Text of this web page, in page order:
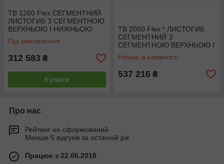
TB 1260 Flex СЕГМЕНТНИЙ
ЛИСТОГИБ З СЕГМЕНТНОЮ
ВЕРХНЬОЮ І НИЖНЬОЮ
БАЛКОЮ (з протилежним
загином) Bernardo
Під замовлення
312 583 ₴
Купити
TB 2050 Flex * ЛИСТОГИБ
СЕГМЕНТНИЙ З
СЕГМЕНТНОЮ ВЕРХНЬОЮ І
НИЖНЬОЮ БАЛКОЮ (з
протилежним загином)
Немає в наявності
537 216 ₴
Про нас
Рейтинг не сформований
Менше 5 відгуків за останній рік
Працює з 22.06.2018